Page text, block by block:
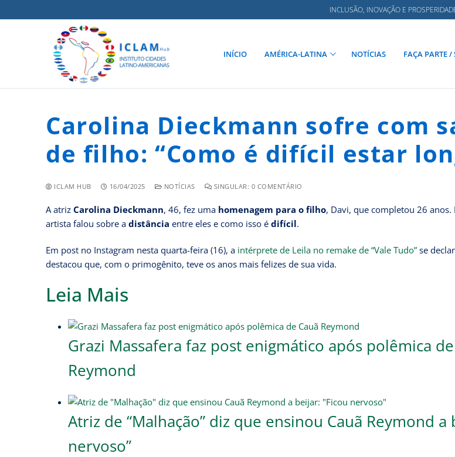
INCLUSÃO, INOVAÇÃO E
INÍCIO AMÉRICA-LATINA NOTÍCIAS FAÇA PARTE /
Carolina Dieckmann sofre com
de filho: “Como é difícil estar
ICLAM HUB 16/04/2025 NOTÍCIAS SINGULAR: 0 COMENTÁRIO
A atriz Carolina Dieckmann, 46, fez uma homenagem para o filho, Davi, que completou 26 anos.
artista falou sobre a distância entre eles e como isso é difícil.
Em post no Instagram nesta quarta-feira (16), a intérprete de Leila no remake de “Vale Tudo” se
destacou que, com o primogênito, teve os anos mais felizes de sua vida.
Leia Mais
Grazi Massafera faz post enigmático após polêmica
Reymond
Atriz de “Malhação” diz que ensinou Cauã Reymond a
nervoso”